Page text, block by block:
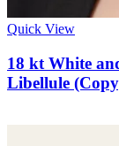
Quick View
18 kt White
Libellule